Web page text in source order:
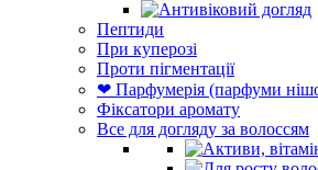
Пептиди
При куперозі
Проти пігментації
❤ Парфумерія (парфуми
Фіксатори аромату
Все для догляду за волоссям